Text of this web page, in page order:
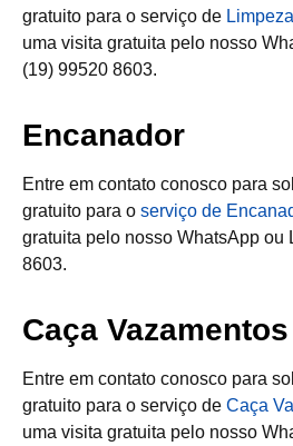
gratuito para o serviço de
uma visita gratuita pelo nosso
(19) 99520 8603.
Encanador
Entre em contato conosco para
gratuito para o serviço de
gratuita pelo nosso WhatsApp ou
8603.
Caça Vazamentos
Entre em contato conosco para
gratuito para o serviço de Caça
uma visita gratuita pelo nosso